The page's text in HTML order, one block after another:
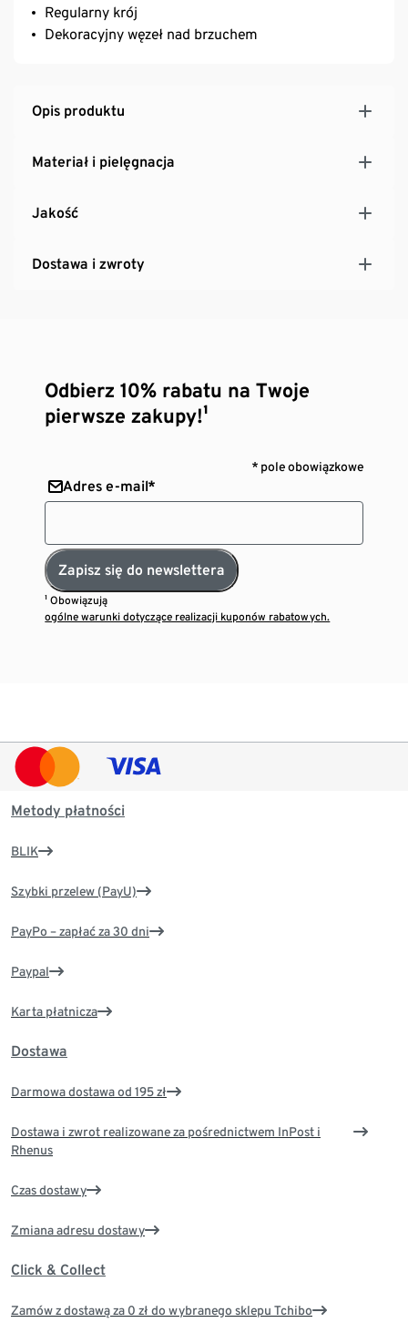
Regularny krój
Dekoracyjny węzeł nad brzuchem
Opis produktu
Materiał i pielęgnacja
Jakość
Dostawa i zwroty
Odbierz 10% rabatu na Twoje
pierwsze zakupy!¹
* pole obowiązkowe
Adres e-mail*
Zapisz się do newslettera
¹ Obowiązują
ogólne warunki dotyczące realizacji kuponów rabatowych.
Metody płatności
BLIK
Szybki przelew (PayU)
PayPo – zapłać za 30 dni
Paypal
Karta płatnicza
Dostawa
Darmowa dostawa od 195 zł
Dostawa i zwrot realizowane za pośrednictwem InPost i
Rhenus
Czas dostawy
Zmiana adresu dostawy
Click & Collect
Zamów z dostawą za 0 zł do wybranego sklepu Tchibo